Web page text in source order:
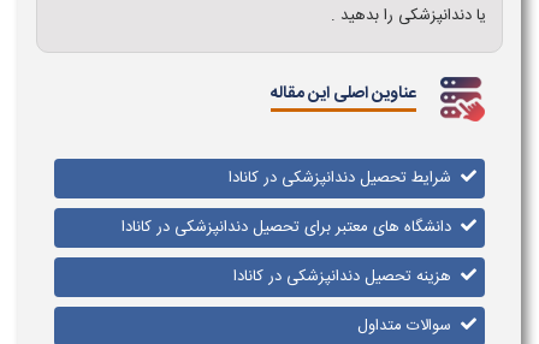
یا دندانپزشکی را بدهید .
عناوین اصلی این مقاله
شرایط تحصیل دندانپزشکی در کانادا
دانشگاه های معتبر برای تحصیل دندانپزشکی در کانادا
هزینه تحصیل دندانپزشکی در کانادا
سوالات متداول